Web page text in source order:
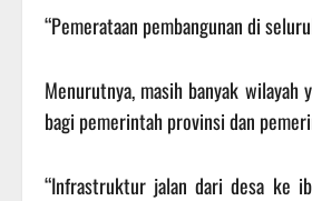
“Pemerataan pembangunan di
Menurutnya, masih banyak
bagi pemerintah provinsi dan
“Infrastruktur jalan dari desa ke